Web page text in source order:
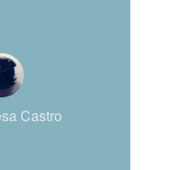
Castro